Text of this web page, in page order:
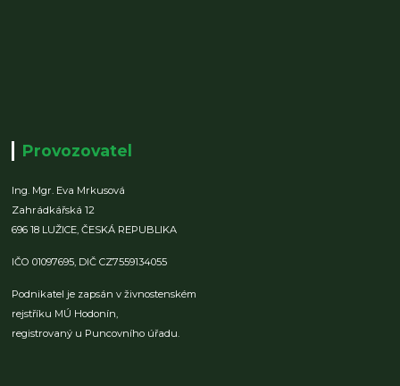
Provozovatel
Ing. Mgr. Eva Mrkusová
Zahrádkářská 12
696 18 LUŽICE,ČESKÁ REPUBLIKA
IČO 01097695, DIČ CZ7559134055
Podnikatel je zapsán v živnostenském
rejstříku MÚ Hodonín,
registrovaný u Puncovního úřadu.